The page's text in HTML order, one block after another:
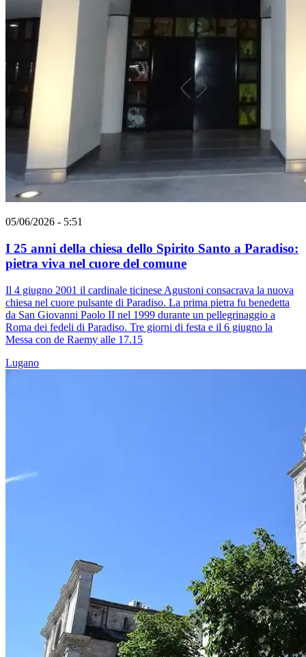
05/06/2026 - 5:51
I 25 anni della chiesa dello Spirito Santo a Paradiso:
pietra viva nel cuore del comune
Il 4 giugno 2001 il cardinale ticinese Agustoni consacrava la nuova
chiesa nel cuore pulsante di Paradiso. La prima pietra fu benedetta
da San Giovanni Paolo II nel 1999 durante un pellegrinaggio a
Roma dei fedeli di Paradiso. Tre giorni di festa e il 6 giugno la
Messa con de Raemy alle 17.15
Lugano